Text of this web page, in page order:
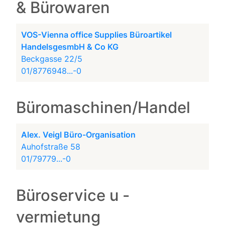
& Bürowaren
VOS-Vienna office Supplies Büroartikel
HandelsgesmbH & Co KG
Beckgasse 22/5
01/8776948...-0
Büromaschinen/Handel
Alex. Veigl Büro-Organisation
Auhofstraße 58
01/79779...-0
Büroservice u -
vermietung